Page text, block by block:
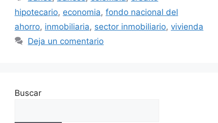
hipotecario, economia, fondo nacional del
ahorro, inmobiliaria, sector inmobiliario, vivienda
Deja un comentario
Buscar